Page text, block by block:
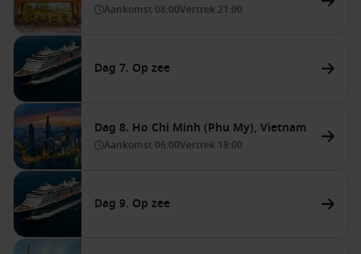
Aankomst 08:00Vertrek 21:00
Dag 7. Op zee
Dag 8. Ho Chi Minh (Phu My), Vietnam
Aankomst 06:00Vertrek 18:00
Dag 9. Op zee